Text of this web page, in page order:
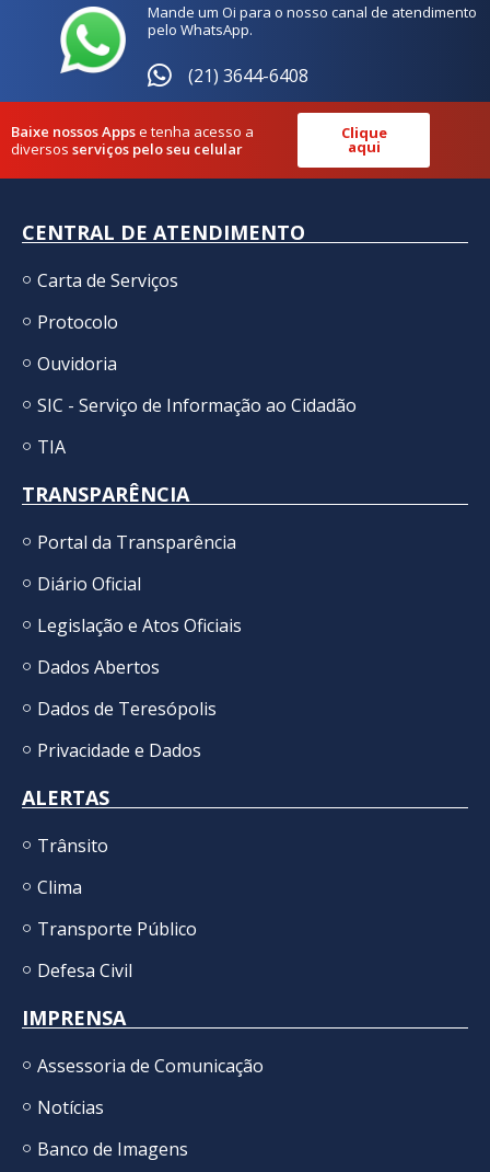
Mande um Oi para o nosso canal de atendimento
pelo WhatsApp.
(21) 3644-6408
Baixe nossos Appse tenha acesso a
diversos serviços pelo seu celular
Clique
aqui
CENTRAL DE ATENDIMENTO
Carta de Serviços
Protocolo
Ouvidoria
SIC - Serviço de Informação ao Cidadão
TIA
TRANSPARÊNCIA
Portal da Transparência
Diário Oficial
Legislação e Atos Oficiais
Dados Abertos
Dados de Teresópolis
Privacidade e Dados
ALERTAS
Trânsito
Clima
Transporte Público
Defesa Civil
IMPRENSA
Assessoria de Comunicação
Notícias
Banco de Imagens